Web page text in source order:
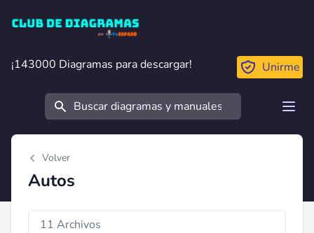
Club de Diagramas
¡143000 Diagramas para descargar!
¡143000 Diagramas para descargar! Unirme
Buscar
Volver
Autos
11 Archivos